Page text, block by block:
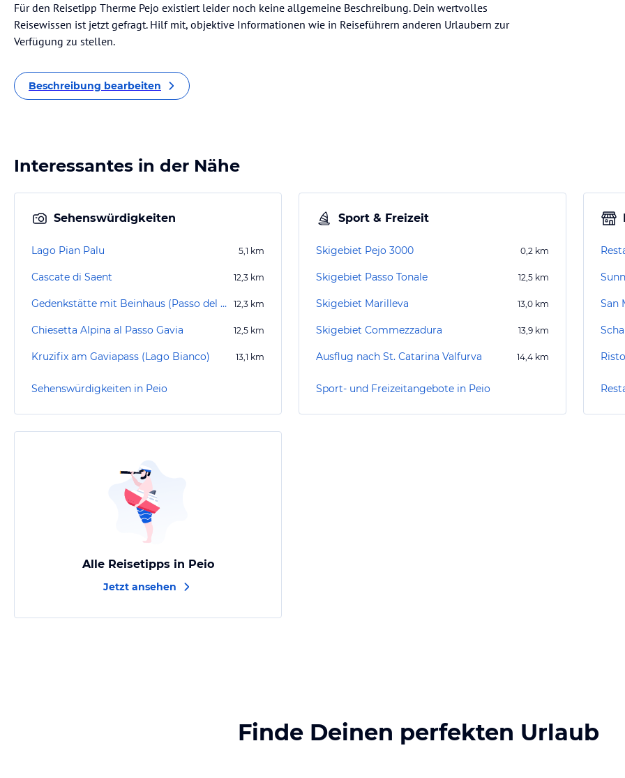
Für den Reisetipp Therme Pejo existiert leider noch keine allgemeine Beschreibung. Dein wertvolles
Reisewissen ist jetzt gefragt. Hilf mit, objektive Informationen wie in Reiseführern anderen Urlaubern zur
Verfügung zu stellen.
Beschreibung bearbeiten
Interessantes in der Nähe
Sehenswürdigkeiten
Lago Pian Palu 5,1 km
Cascate di Saent 12,3 km
Gedenkstätte mit Beinhaus (Passo del Tonale) 12,3 km
Chiesetta Alpina al Passo Gavia 12,5 km
Kruzifix am Gaviapass (Lago Bianco) 13,1 km
Sehenswürdigkeiten in Peio
Sport & Freizeit
Skigebiet Pejo 3000 0,2 km
Skigebiet Passo Tonale 12,5 km
Skigebiet Marilleva 13,0 km
Skigebiet Commezzadura 13,9 km
Ausflug nach St. Catarina Valfurva 14,4 km
Sport- und Freizeitangebote in Peio
San
Alle Reisetipps in Peio
Jetzt ansehen
Finde Deinen perfekten Urlaub